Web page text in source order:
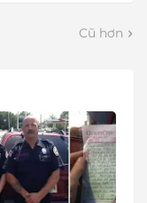
Cũ hơn